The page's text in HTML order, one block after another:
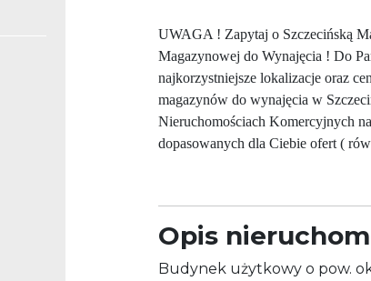
UWAGA ! Zapytaj o Szczecińską
Magazynowej do Wynajęcia ! Do
najkorzystniejsze lokalizacje oraz
magazynów do wynajęcia w
Nieruchomościach Komercyjnych
dopasowanych dla Ciebie ofert (
Opis
Budynek użytkowy o pow.